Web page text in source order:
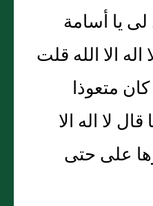
يا أسامة
اله الا الله قلت
متعوذا
لا اله الا
على حتى